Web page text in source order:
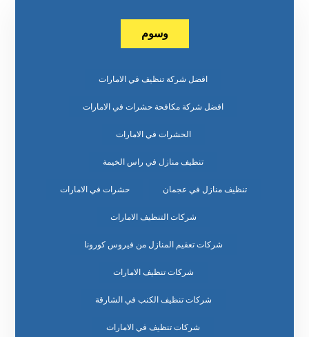
وسوم
افضل شركة تنظيف في الامارات
افضل شركة مكافحة حشرات في الامارات
الحشرات في الامارات
تنظيف منازل في راس الخيمة
تنظيف منازل في عجمان حشرات في الامارات
شركات التنظيف الامارات
شركات تعقيم المنازل من فيروس كورونا
شركات تنظيف الامارات
شركات تنظيف الكنب في الشارقة
شركات تنظيف في الامارات